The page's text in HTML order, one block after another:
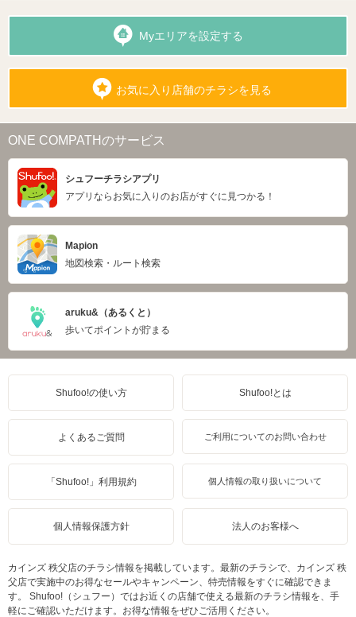
Myエリアを設定する
お気に入り店舗のチラシを見る
ONE COMPATHのサービス
シュフーチラシアプリ
アプリならお気に入りのお店がすぐに見つかる！
Mapion
地図検索・ルート検索
aruku&（あるくと）
歩いてポイントが貯まる
Shufoo!の使い方 Shufoo!とは
よくあるご質問 ご利用についてのお問い合わせ
「Shufoo!」利用規約 個人情報の取り扱いについて
個人情報保護方針 法人のお客様へ
カインズ 秩父店のチラシ情報を掲載しています。最新のチラシで、カインズ 秩
父店で実施中のお得なセールやキャンペーン、特売情報をすぐに確認できま
す。 Shufoo!（シュフー）ではお近くの店舗で使える最新のチラシ情報を、手
軽にご確認いただけます。お得な情報をぜひご活用ください。